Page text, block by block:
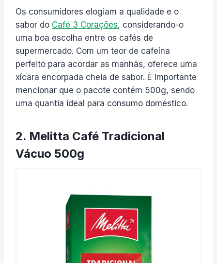
Os consumidores elogiam a qualidade e o
sabor do Café 3 Corações, considerando-o
uma boa escolha entre os cafés de
supermercado. Com um teor de cafeína
perfeito para acordar as manhãs, oferece uma
xícara encorpada cheia de sabor. É importante
mencionar que o pacote contém 500g, sendo
uma quantia ideal para consumo doméstico.
2. Melitta Café Tradicional
Vácuo 500g